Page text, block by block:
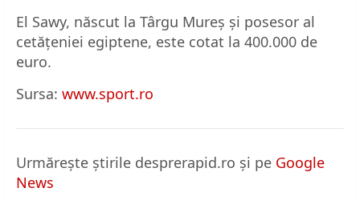
El Sawy, născut la Târgu Mureș și posesor al
cetățeniei egiptene, este cotat la 400.000 de
euro.
Sursa: www.sport.ro
Urmărește știrile desprerapid.ro și pe Google
News